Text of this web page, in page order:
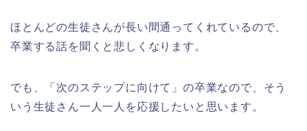
ほとんどの生徒さんが長い間通ってくれているので、
卒業する話を聞くと悲しくなります。
でも、「次のステップに向けて」の卒業なので、そう
いう生徒さん一人一人を応援したいと思います。